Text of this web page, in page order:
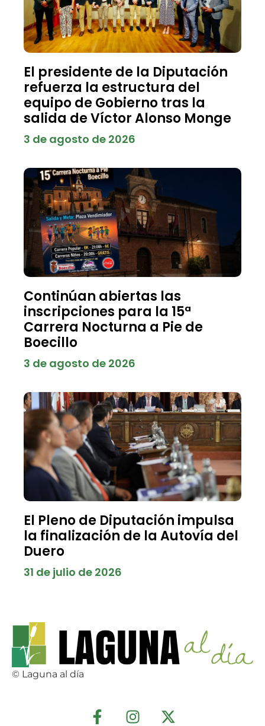
El presidente de la Diputación
refuerza la estructura del
equipo de Gobierno tras la
salida de Víctor Alonso Monge
3 de agosto de 2026
Continúan abiertas las
inscripciones para la 15ª
Carrera Nocturna a Pie de
Boecillo
3 de agosto de 2026
El Pleno de Diputación impulsa
la finalización de la Autovía del
Duero
31 de julio de 2026
© Laguna al día